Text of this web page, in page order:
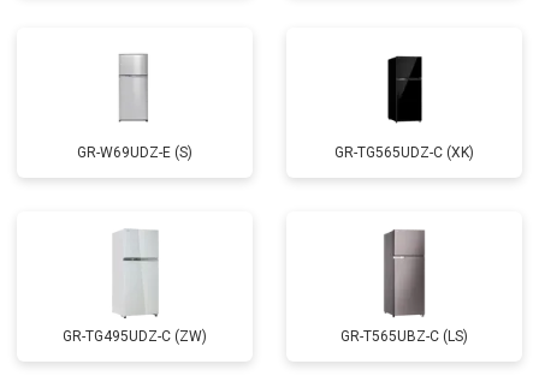
GR-W69UDZ-E (S) GR-TG565UDZ-C (XK)
GR-TG495UDZ-C (ZW) GR-T565UBZ-C (LS)